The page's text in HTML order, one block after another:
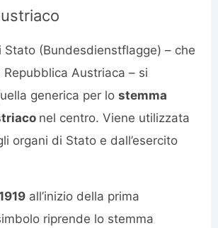
Stato (Bundesdienstflagge) – che
Austriaca – si
generica per lo stemma
nel centro. Viene utilizzata
organi di Stato e dall’esercito
all’inizio della prima
riprende lo stemma